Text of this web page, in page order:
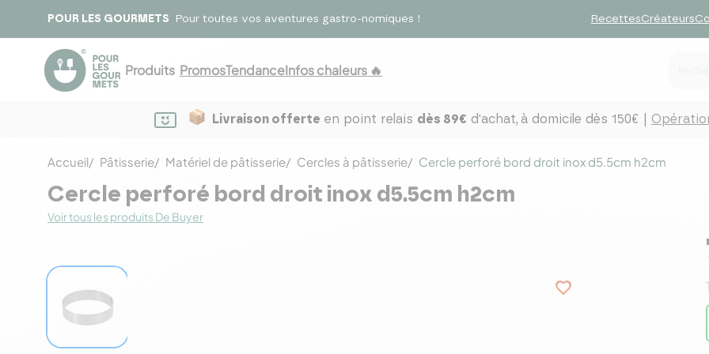
POUR LES GOURMETS Pour toutes vos aventures gastro-nomiques ! RecettesCréateurs
Produits PromosTendanceInfos chaleurs 🔥
Livraison offerte en point relais dès 89€ d'achat, à domicile dès 150€ |
Accueil Pâtisserie Matériel de pâtisserie Cercles à pâtisserie Cercle perforé bord droit inox d5.5cm h2cm
Cercle perforé bord droit inox d5.5cm h2cm
Voir tous les produits De Buyer
favorite_border